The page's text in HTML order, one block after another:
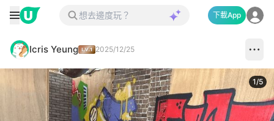
下載App
Icris Yeung 2025/12/25
1/5